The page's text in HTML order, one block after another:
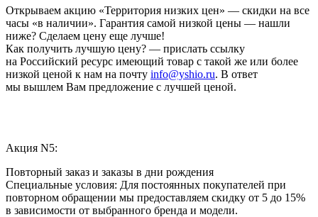
Открываем акцию «Территория низких цен» — скидки на все
часы «в наличии». Гарантия самой низкой цены — нашли
ниже? Сделаем цену еще лучше!
Как получить лучшую цену? — прислать ссылку
на Российский ресурс имеющий товар с такой же или более
низкой ценой к нам на почту info@yshio.ru. В ответ
мы вышлем Вам предложение с лучшей ценой.
Акция N5:
Повторный заказ и заказы в дни рождения
Специальные условия: Для постоянных покупателей при
повторном обращении мы предоставляем скидку от 5 до 15%
в зависимости от выбранного бренда и модели.